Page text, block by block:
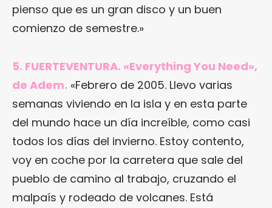
pienso que es un gran disco y un buen
comienzo de semestre.»
5. FUERTEVENTURA. «Everything You Need»,
de Adem. «Febrero de 2005. Llevo varias
semanas viviendo en la isla y en esta parte
del mundo hace un día increíble, como casi
todos los días del invierno. Estoy contento,
voy en coche por la carretera que sale del
pueblo de camino al trabajo, cruzando el
malpaís y rodeado de volcanes. Está